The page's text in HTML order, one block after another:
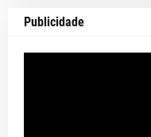
Publicidade